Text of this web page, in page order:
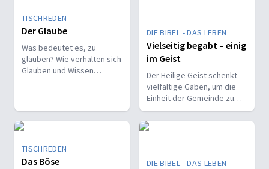
TISCHREDEN
Der Glaube
Was bedeutet es, zu
glauben? Wie verhalten sich
Glauben und Wissen
DIE BIBEL - DAS LEBEN
Vielseitig begabt – einig
im Geist
Der Heilige Geist schenkt
vielfältige Gaben, um die
Einheit der Gemeinde zu
stärken und sie zu
befähigen, Christus vor den
Menschen zu bekennen.
TISCHREDEN
Das Böse DIE BIBEL - DAS LEBEN